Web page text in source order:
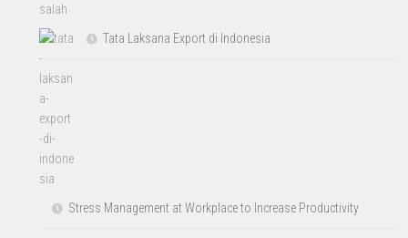
Tata Laksana Export di Indonesia
Stress Management at Workplace to Increase Productivity